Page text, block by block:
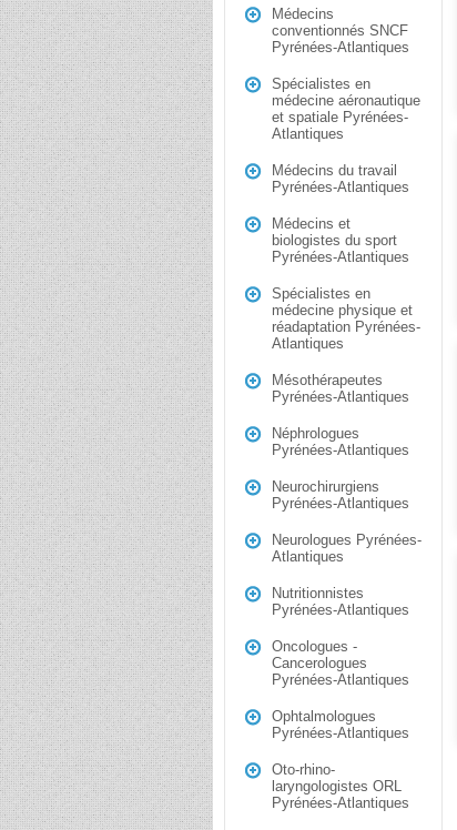
Médecins
conventionnés SNCF
Pyrénées-Atlantiques
Spécialistes en
médecine aéronautique
et spatiale Pyrénées-
Atlantiques
Médecins du travail
Pyrénées-Atlantiques
Médecins et
biologistes du sport
Pyrénées-Atlantiques
Spécialistes en
médecine physique et
réadaptation Pyrénées-
Atlantiques
Mésothérapeutes
Pyrénées-Atlantiques
Néphrologues
Pyrénées-Atlantiques
Neurochirurgiens
Pyrénées-Atlantiques
Neurologues Pyrénées-
Atlantiques
Nutritionnistes
Pyrénées-Atlantiques
Oncologues -
Cancerologues
Pyrénées-Atlantiques
Ophtalmologues
Pyrénées-Atlantiques
Oto-rhino-
laryngologistes ORL
Pyrénées-Atlantiques